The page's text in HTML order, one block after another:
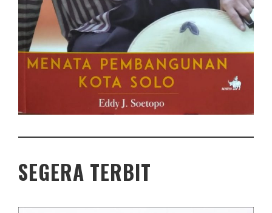
SEGERA TERBIT